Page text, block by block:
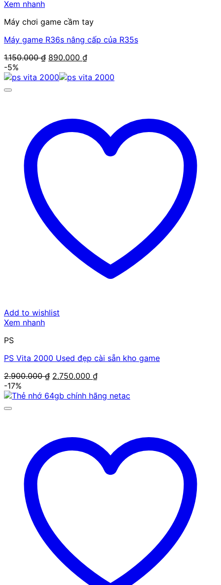
Xem nhanh
Máy chơi game cầm tay
Máy game R36s nâng cấp của R35s
1.150.000₫ Giá
là:
890.000 ₫Giá
tại
-5%
Add to wishlist
Xem nhanh
PS
PS Vita 2000 Used đẹp cài sẵn kho game
2.900.000₫ Giá
là:
2.750.000 ₫Giá
tại
-17%